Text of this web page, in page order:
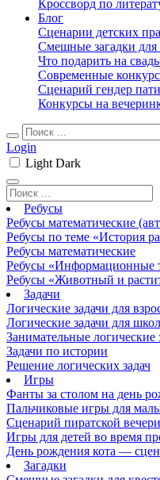
Кроссворд по
Блог
Сценарии детских
Смешные загадки для
Что подарить на
Современные
Сценарий гендер пати
Конкурсы на
Login
Light Dark
Ребусы
Ребусы математические
Ребусы по теме «История
Ребусы математические
Ребусы «Информационные
Ребусы «Животный и
Задачи
Логические задачи для
Логические задачи для
Занимательные логические
Задачи по истории
Решение логических задач
Игры
Фанты за столом на день
Пальчиковые игры для
Сценарий пиратской
Игры для детей во время
День рождения кота —
Загадки